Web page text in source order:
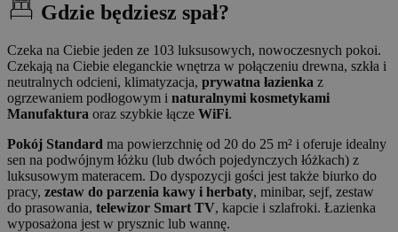
Gdzie będziesz spał?
Czeka na Ciebie jeden ze 103 luksusowych, nowoczesnych pokoi.
Czekają na Ciebie eleganckie wnętrza w połączeniu drewna, szkła i
neutralnych odcieni, klimatyzacja, prywatna łazienka z
ogrzewaniem podłogowym i naturalnymi kosmetykami
Manufaktura oraz szybkie łącze WiFi.
Pokój Standard ma powierzchnię od 20 do 25 m² i oferuje idealny
sen na podwójnym łóżku (lub dwóch pojedynczych łóżkach) z
luksusowym materacem. Do dyspozycji gości jest także biurko do
pracy, zestaw do parzenia kawy i herbaty, minibar, sejf, zestaw
do prasowania, telewizor Smart TV, kapcie i szlafroki. Łazienka
wyposażona jest w prysznic lub wannę.